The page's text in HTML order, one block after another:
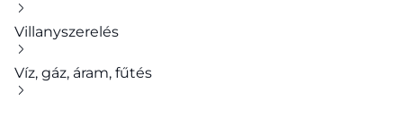
Villanyszerelés
Víz, gáz, áram, fűtés